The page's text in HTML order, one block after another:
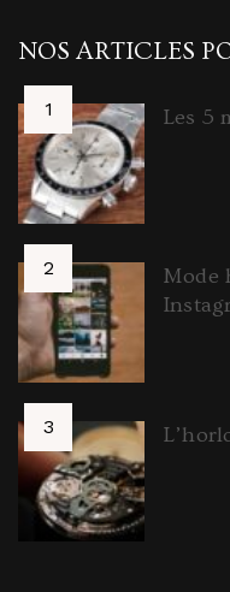
NOS ARTICLES
Les 5
Mode